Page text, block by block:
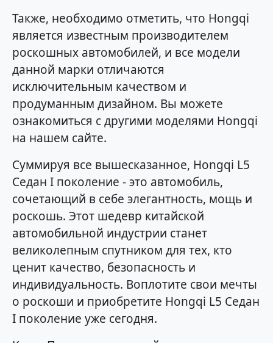
Также, необходимо отметить, что Hongqi
является известным производителем
роскошных автомобилей, и все модели
данной марки отличаются
исключительным качеством и
продуманным дизайном. Вы можете
ознакомиться с другими моделями Hongqi
на нашем сайте.
Суммируя все вышесказанное, Hongqi L5
Седан I поколение - это автомобиль,
сочетающий в себе элегантность, мощь и
роскошь. Этот шедевр китайской
автомобильной индустрии станет
великолепным спутником для тех, кто
ценит качество, безопасность и
индивидуальность. Воплотите свои мечты
о роскоши и приобретите Hongqi L5 Седан
I поколение уже сегодня.